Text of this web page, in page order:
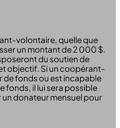
volontaire, quelle que
un montant de 2 000 $.
du soutien de
objectif. Si un coopérant-
de fonds ou est incapable
fonds, il lui sera possible
un donateur mensuel pour